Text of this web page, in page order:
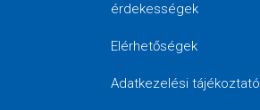
érdekességek
Elérhetőségek
Adatkezelési tájékoztató